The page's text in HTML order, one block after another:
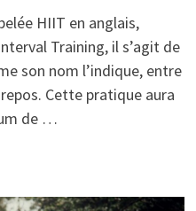
HIIT en anglais,
Training, il s’agit de
son nom l’indique, entre
Cette pratique aura
de …